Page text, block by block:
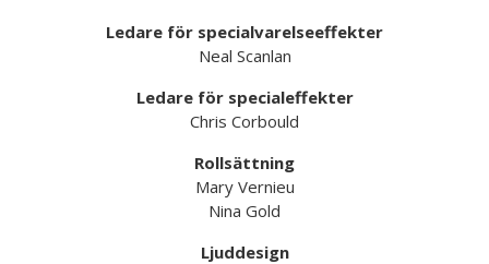
Ledare för specialvarelseeffekter
Neal Scanlan
Ledare för specialeffekter
Chris Corbould
Rollsättning
Mary Vernieu
Nina Gold
Ljuddesign